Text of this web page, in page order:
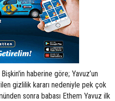
haberine göre; Yavuz’un
gizlilik kararı nedeniyle pek çok
sonra babası Ethem Yavuz ilk